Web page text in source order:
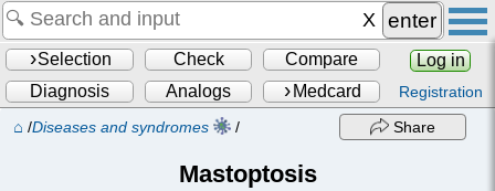
enter
Selection Check Compare
Log in
Diagnosis
Analogs Medcard Registration
⌂ /Diseases and syndromes / Share
Mastoptosis